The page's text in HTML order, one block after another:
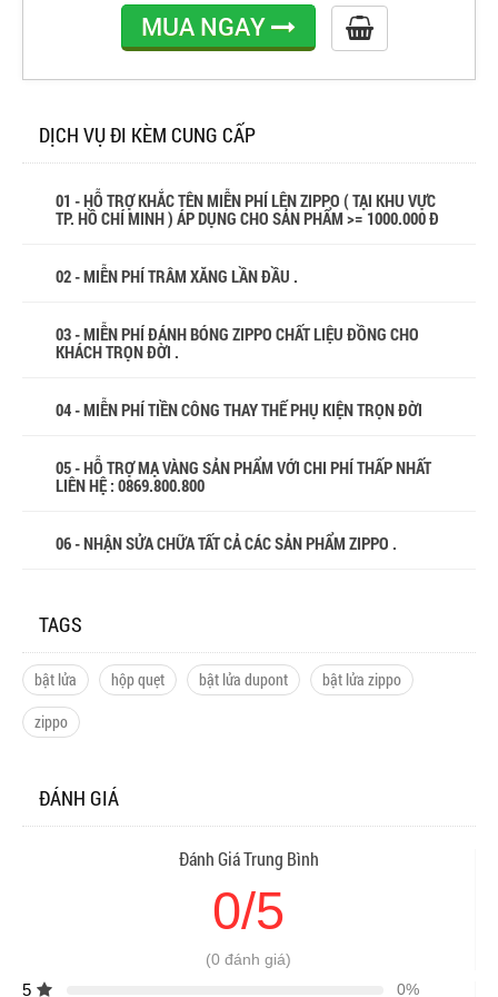
MUA NGAY
DỊCH VỤ ĐI KÈM CUNG CẤP
01 - HỖ TRỢ KHẮC TÊN MIỄN PHÍ LÊN ZIPPO ( TẠI KHU VỰC
TP. HỒ CHÍ MINH ) ÁP DỤNG CHO SẢN PHẨM >= 1000.000 Đ
02 - MIỄN PHÍ TRÂM XĂNG LẦN ĐẦU .
03 - MIỄN PHÍ ĐÁNH BÓNG ZIPPO CHẤT LIỆU ĐỒNG CHO
KHÁCH TRỌN ĐỜI .
04 - MIỄN PHÍ TIỀN CÔNG THAY THẾ PHỤ KIỆN TRỌN ĐỜI
05 - HỖ TRỢ MẠ VÀNG SẢN PHẨM VỚI CHI PHÍ THẤP NHẤT
LIÊN HỆ : 0869.800.800
06 - NHẬN SỬA CHỮA TẤT CẢ CÁC SẢN PHẨM ZIPPO .
TAGS
bật lửa hộp quẹt bật lửa dupont
bật lửa zippo
zippo
ĐÁNH GIÁ
Đánh Giá Trung Bình
0/5
(0 đánh giá)
5 0%